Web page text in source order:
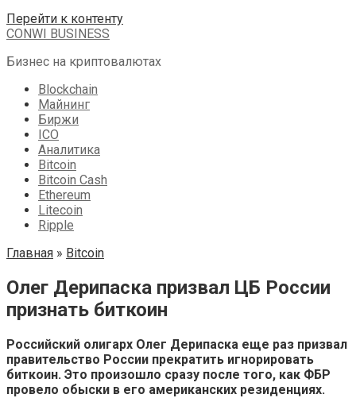
Перейти к контенту
CONWI BUSINESS
Бизнес на криптовалютах
Blockchain
Майнинг
Биржи
ICO
Аналитика
Bitcoin
Bitcoin Cash
Ethereum
Litecoin
Ripple
Главная » Bitcoin
Олег Дерипаска призвал ЦБ России
признать биткоин
Российский олигарх Олег Дерипаска еще раз призвал
правительство России прекратить игнорировать
биткоин. Это произошло сразу после того, как ФБР
провело обыски в его американских резиденциях.